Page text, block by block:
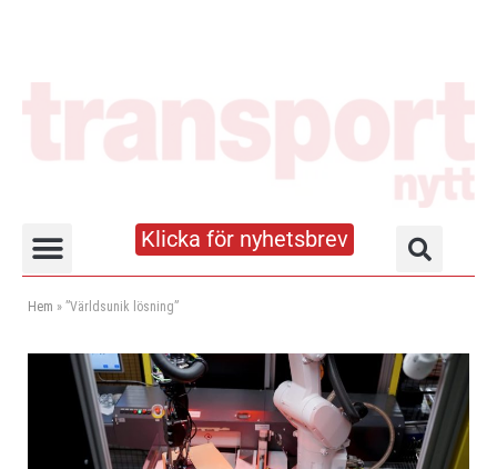
Klicka för nyhetsbrev
Hem » ”Världsunik lösning”